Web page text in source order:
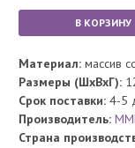
В КОРЗИНУ
Материал: массив
Размеры (ШхВхГ):
Срок поставки: 4-5
Производитель:
Страна